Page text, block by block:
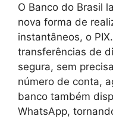
O Banco do Brasil
nova forma de
instantâneos, o
transferências de
segura, sem
número de conta,
banco também
WhatsApp,